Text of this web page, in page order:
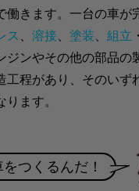
働きます。一台の車が
ス 溶接、 塗装 組立 ・
ジンやその他の部品の
工程があり、そのいず
ります。
をつくるんだ！